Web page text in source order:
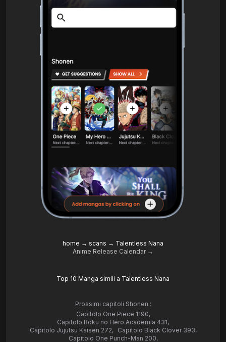
home → scans → Talentless Nana
Anime Release Calendar →
Top 10 Manga simili a Talentless Nana
Prossimi capitoli Shonen :
Capitolo One Piece 1190,
Capitolo Boku no Hero Academia 431,
Capitolo Jujutsu Kaisen 272, Capitolo Black Clover 393,
Capitolo One Punch-Man 200,